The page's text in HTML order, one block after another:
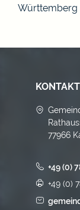
Württemberg
KONTAKT
77966
+49 (0)
+49 (0)